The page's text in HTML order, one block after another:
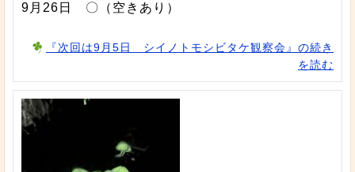
9月26日 〇（空きあり）
『次回は9月5日 シイノトモシビタケ観察会』の続き
を読む